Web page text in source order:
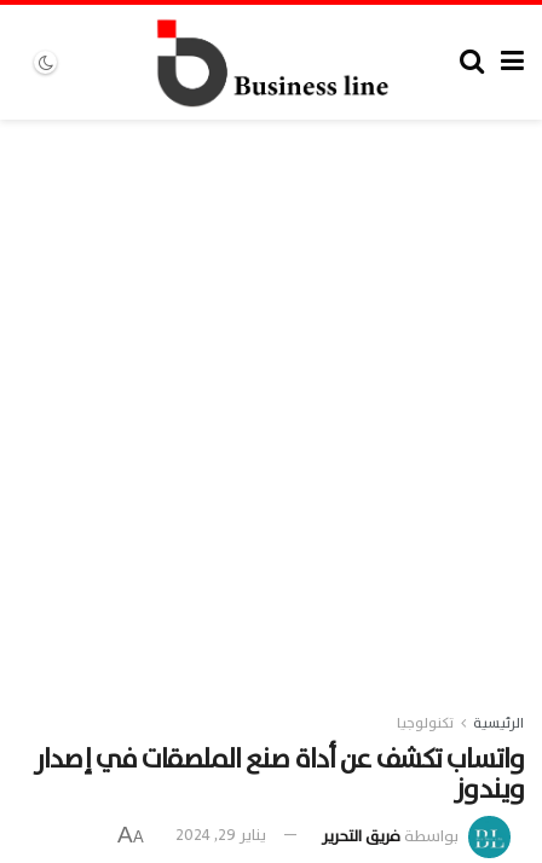
الرئيسية تكنولوجيا
واتساب تكشف عن أداة صنع الملصقات في إصدار
ويندوز
بواسطةفريق التحرير يناير 29, 2024 A
A